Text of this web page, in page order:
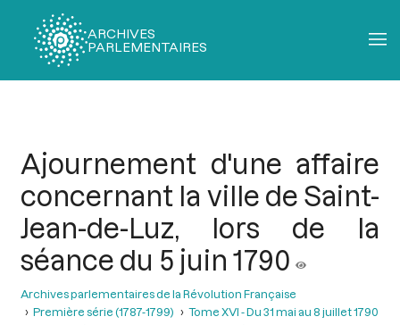
ARCHIVES
PARLEMENTAIRES
Ajournement d'une affaire
concernant la ville de Saint-
Jean-de-Luz, lors de la
séance du 5 juin 1790
Archives parlementaires de la Révolution Française
Première série (1787-1799)
Tome XVI - Du 31 mai au 8 juillet 1790